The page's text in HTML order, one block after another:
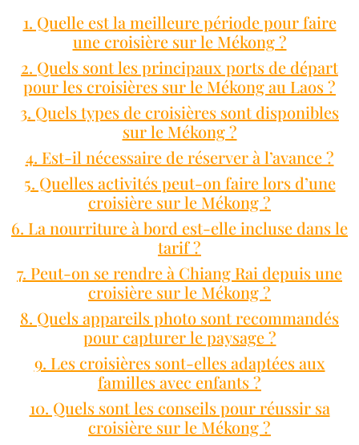
1. Quelle est la meilleure période pour faire
une croisière sur le Mékong ?
2. Quels sont les principaux ports de départ
pour les croisières sur le Mékong au Laos ?
3. Quels types de croisières sont disponibles
sur le Mékong ?
4. Est-il nécessaire de réserver à l’avance ?
5. Quelles activités peut-on faire lors d’une
croisière sur le Mékong ?
6. La nourriture à bord est-elle incluse dans le
tarif ?
7. Peut-on se rendre à Chiang Rai depuis une
croisière sur le Mékong ?
8. Quels appareils photo sont recommandés
pour capturer le paysage ?
9. Les croisières sont-elles adaptées aux
familles avec enfants ?
10. Quels sont les conseils pour réussir sa
croisière sur le Mékong ?